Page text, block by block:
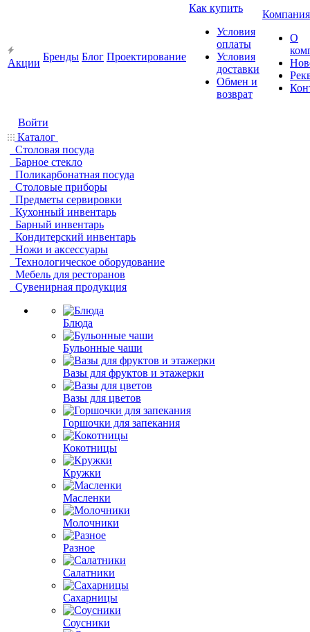
Акции
Бренды Блог Проектирование
Как купить
Условия
оплаты
Условия
доставки
Обмен и
возврат
Компания
О
Войти
Каталог
Столовая посуда
Барное стекло
Поликарбонатная посуда
Столовые приборы
Предметы сервировки
Кухонный инвентарь
Барный инвентарь
Кондитерский инвентарь
Ножи и аксессуары
Технологическое оборудование
Мебель для ресторанов
Сувенирная продукция
Блюда
Бульонные чаши
Вазы для фруктов и этажерки
Вазы для цветов
Горшочки для запекания
Кокотницы
Кружки
Масленки
Молочники
Разное
Салатники
Сахарницы
Соусники